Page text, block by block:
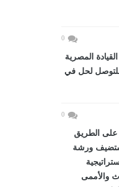
0
المصرية
لحل في
0
الطريق
ورشة
والأممى